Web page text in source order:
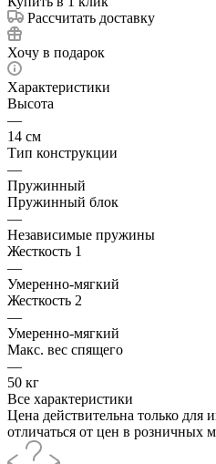
Рассчитать доставку
Хочу в подарок
Характеристики
Высота
—
14 см
Тип конструкции
—
Пружинный
Пружинный блок
—
Независимые пружины
Жесткость 1
—
Умеренно-мягкий
Жесткость 2
—
Умеренно-мягкий
Макс. вес спящего
—
50 кг
Все характеристики
Цена действительна только для
отличаться от цен в розничных